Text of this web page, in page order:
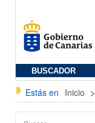
BUSCADOR
Estás en Inicio >